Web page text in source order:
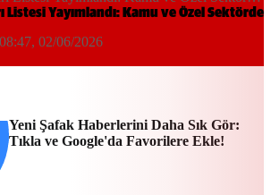
Listesi Yayımlandı: Kamu ve Özel Sektörde
08:47, 02/06/2026
Yeni Şafak Haberlerini Daha Sık Gör:
Tıkla ve Google'da Favorilere Ekle!